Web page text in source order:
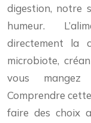
digestion, notre
humeur.
directement la
microbiote,
vous
Comprendre
faire des choix